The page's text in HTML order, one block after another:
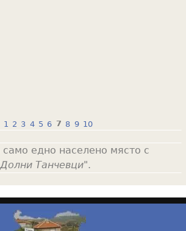
1 2 3 4 5 6 7 8 9 10
едно населено място с
Долни Танчевци".